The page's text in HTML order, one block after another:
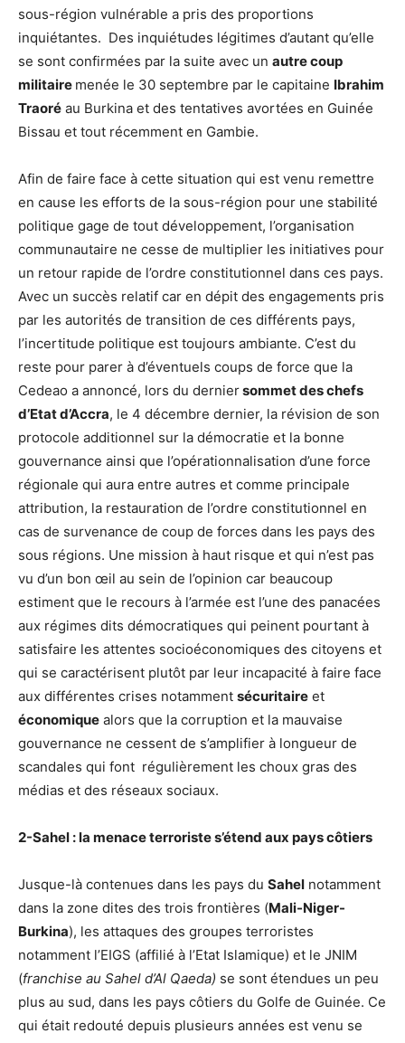
sous-région vulnérable a pris des proportions
inquiétantes. Des inquiétudes légitimes d’autant qu’elle
se sont confirmées par la suite avec un autre coup
militaire menée le 30 septembre par le capitaine Ibrahim
Traoré au Burkina et des tentatives avortées en Guinée
Bissau et tout récemment en Gambie.
Afin de faire face à cette situation qui est venu remettre
en cause les efforts de la sous-région pour une stabilité
politique gage de tout développement, l’organisation
communautaire ne cesse de multiplier les initiatives pour
un retour rapide de l’ordre constitutionnel dans ces pays.
Avec un succès relatif car en dépit des engagements pris
par les autorités de transition de ces différents pays,
l’incertitude politique est toujours ambiante. C’est du
reste pour parer à d’éventuels coups de force que la
Cedeao a annoncé, lors du derniersommet des chefs
d’Etat d’Accra, le 4 décembre dernier, la révision de son
protocole additionnel sur la démocratie et la bonne
gouvernance ainsi que l’opérationnalisation d’une force
régionale qui aura entre autres et comme principale
attribution, la restauration de l’ordre constitutionnel en
cas de survenance de coup de forces dans les pays des
sous régions. Une mission à haut risque et qui n’est pas
vu d’un bon œil au sein de l’opinion car beaucoup
estiment que le recours à l’armée est l’une des panacées
aux régimes dits démocratiques qui peinent pourtant à
satisfaire les attentes socioéconomiques des citoyens et
qui se caractérisent plutôt par leur incapacité à faire face
aux différentes crises notamment sécuritaire et
économique alors que la corruption et la mauvaise
gouvernance ne cessent de s’amplifier à longueur de
scandales qui font régulièrement les choux gras des
médias et des réseaux sociaux.
2-Sahel : la menace terroriste s’étend aux pays côtiers
Jusque-là contenues dans les pays du Sahel notamment
dans la zone dites des trois frontières (Mali-Niger-
Burkina), les attaques des groupes terroristes
notamment l’EIGS (affilié à l’Etat Islamique) et le JNIM
(franchise au Sahel d’Al Qaeda) se sont étendues un peu
plus au sud, dans les pays côtiers du Golfe de Guinée. Ce
qui était redouté depuis plusieurs années est venu se